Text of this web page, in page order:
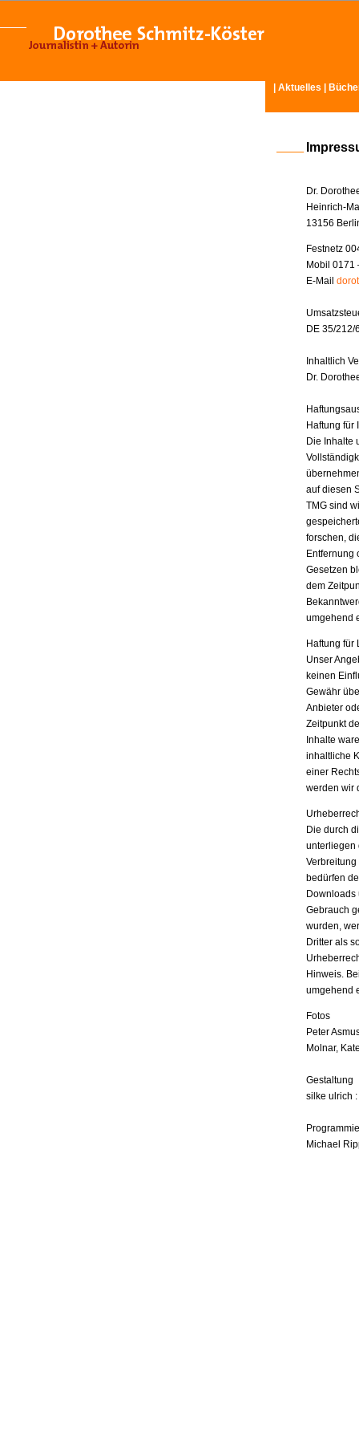
Aktuelles
Dr.
Heinrich-
13156
Festnetz
Mobil 0171
E-Mail
DE 35/212/
Inhaltlich
Dr.
Haftung für
Die Inhalte
auf diesen
TMG sind
forschen,
Entfernung
Gesetzen
dem
umgehend
Haftung für
Unser
keinen
Gewähr
Anbieter
Zeitpunkt
Inhalte
inhaltliche
einer
werden wir
Die durch
unterliegen
bedürfen
Downloads
Gebrauch
wurden,
Dritter als
Hinweis.
umgehend
Fotos
Peter
Molnar,
Gestaltung
silke ulrich
Michael